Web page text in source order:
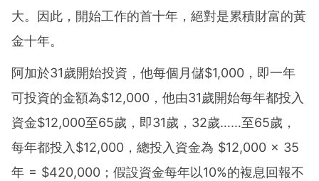
大。因此，開始工作的首十年，絕對是累積財富的黃
金十年。
阿加於31歲開始投資，他每個月儲$1,000，即一年
可投資的金額為$12,000，他由31歲開始每年都投入
資金$12,000至65歲，即31歲，32歲……至65歲，
每年都投入$12,000，總投入資金為 $12,000 × 35
年 = $420,000；假設資金每年以10%的複息回報不